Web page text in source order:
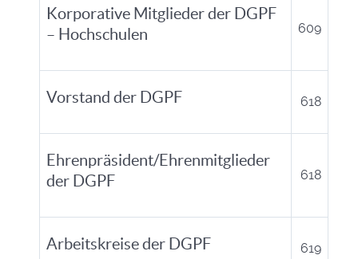
Korporative Mitglieder der DGPF
– Hochschulen
609
Vorstand der DGPF 618
Ehrenpräsident/Ehrenmitglieder
der DGPF
618
Arbeitskreise der DGPF 619